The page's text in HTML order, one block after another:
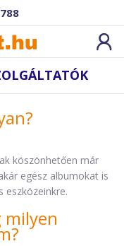
köszönhetően már
egész albumokat is
eszközeinkre.